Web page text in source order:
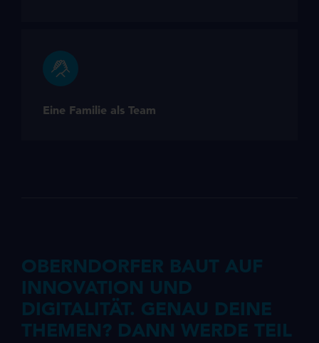
Eine Familie als Team
OBERNDORFER BAUT AUF
INNOVATION UND
DIGITALITÄT. GENAU DEINE
THEMEN? DANN WERDE TEIL